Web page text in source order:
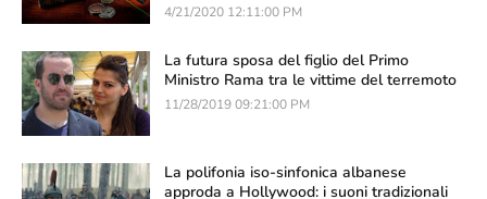
4/21/2020 12:11:00 PM
La futura sposa del figlio del Primo
Ministro Rama tra le vittime del terremoto
11/28/2019 09:21:00 PM
La polifonia iso-sinfonica albanese
approda a Hollywood: i suoni tradizionali